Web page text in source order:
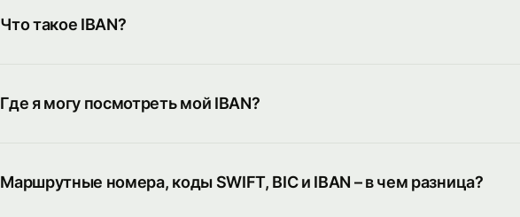
Что такое IBAN?
Где я могу посмотреть мой IBAN?
Маршрутные номера, коды SWIFT, BIC и IBAN – в чем разница?